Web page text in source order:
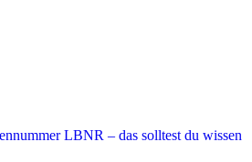
LBNR – das solltest du wissen